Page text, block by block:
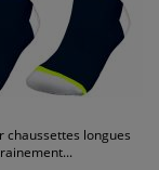
chaussettes longues